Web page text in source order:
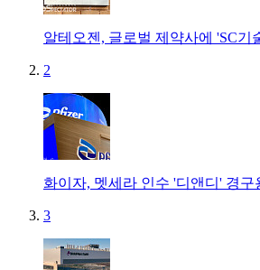
알테오젠, 글로벌 제약사에 'SC기
2
화이자, 멧세라 인수 '디앤디' 경
3